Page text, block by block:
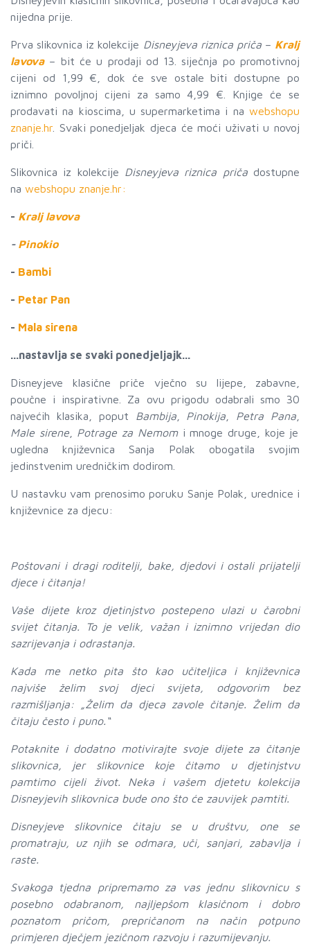
nijedna prije.
Prva slikovnica iz kolekcije Disneyjeva riznica priča– Kralj
lavova– bit će u prodaji od 13. siječnja po promotivnoj
cijeni od 1,99 €, dok će sve ostale biti dostupne po
iznimno povoljnoj cijeni za samo 4,99 €. Knjige će se
prodavati na kioscima, u supermarketima i na webshopu
znanje.hr . Svaki ponedjeljak djeca će moći uživati u novoj
priči.
Slikovnica iz kolekcije Disneyjeva riznica priča dostupne
na webshopu znanje.hr:
- Kralj lavova
- Pinokio
- Bambi
- Petar Pan
- Mala sirena
...nastavlja se svaki ponedjeljajk...
Disneyjeve klasične priče vječno su lijepe, zabavne,
poučne i inspirativne. Za ovu prigodu odabrali smo 30
najvećih klasika, poput Bambija, Pinokija Petra Pana
Male sirene, Potrage za Nemomi mnoge druge, koje je
ugledna književnica Sanja Polak obogatila svojim
jedinstvenim uredničkim dodirom.
U nastavku vam prenosimo poruku Sanje Polak, urednice i
književnice za djecu:
Poštovani i dragi roditelji, bake, djedovi i ostali prijatelji
djece i čitanja!
Vaše dijete kroz djetinjstvo postepeno ulazi u čarobni
svijet čitanja. To je velik, važan i iznimno vrijedan dio
sazrijevanja i odrastanja.
Kada me netko pita što kao učiteljica i književnica
najviše želim svoj djeci svijeta, odgovorim bez
razmišljanja: „Želim da djeca zavole čitanje. Želim da
čitaju često i puno.“
Potaknite i dodatno motivirajte svoje dijete za čitanje
slikovnica, jer slikovnice koje čitamo u djetinjstvu
pamtimo cijeli život. Neka i vašem djetetu kolekcija
Disneyjevih slikovnica bude ono što će zauvijek pamtiti.
Disneyjeve slikovnice čitaju se u društvu, one se
promatraju, uz njih se odmara, uči, sanjari, zabavlja i
raste.
Svakoga tjedna pripremamo za vas jednu slikovnicu s
posebno odabranom, najljepšom klasičnom i dobro
poznatom pričom, prepričanom na način potpuno
primjeren dječjem jezičnom razvoju i razumijevanju.